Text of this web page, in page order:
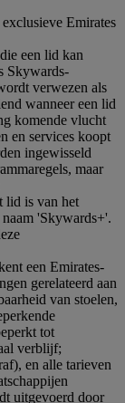
Emirates
een lid kan
Skywards-
verwezen als
wanneer een lid
komende vlucht
en services koopt
ingewisseld
maar
lid is van het
'Skywards+'.
een Emirates-
gerelateerd aan
van stoelen,
tot
verblijf;
en alle tarieven
uitgevoerd door